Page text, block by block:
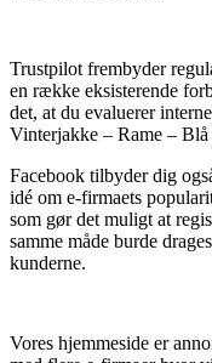
Trustpilot frembyder
en række eksisterende
det, at du evaluerer
Vinterjakke – Rame –
Facebook tilbyder dig
idé om e-firmaets
som gør det muligt at
samme måde burde
kunderne.
Vores hjemmeside er